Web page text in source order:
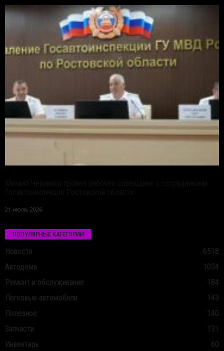
21 июля, 2026
ПОПУЛЯРНЫЕ КАТЕГОРИИ
Новости
6518
Автодома
1034
Ремонт и обслуживание
184
Легковые автомобили
143
Полезное
140
Запчасти
131
Инвентарь
60